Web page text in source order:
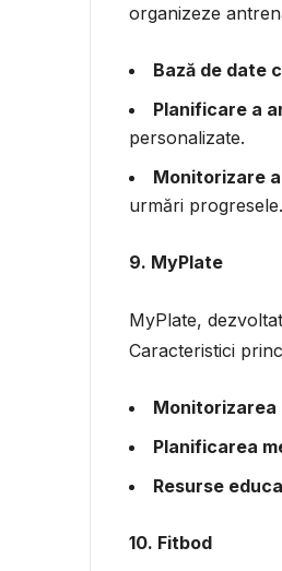
organizeze
Bază de date
Planificare a
personalizate.
Monitorizare
urmări progresele.
9. MyPlate
MyPlate,
Caracteristici
Monitorizarea
Planificarea
Resurse
10. Fitbod